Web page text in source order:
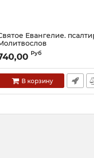
Евангелие.
23294
Руб
В корзину